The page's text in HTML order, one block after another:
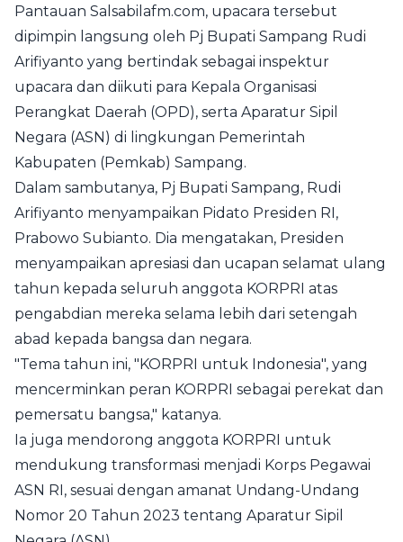
Pantauan Salsabilafm.com, upacara tersebut
dipimpin langsung oleh Pj Bupati Sampang Rudi
Arifiyanto yang bertindak sebagai inspektur
upacara dan diikuti para Kepala Organisasi
Perangkat Daerah (OPD), serta Aparatur Sipil
Negara (ASN) di lingkungan Pemerintah
Kabupaten (Pemkab) Sampang.
Dalam sambutanya, Pj Bupati Sampang, Rudi
Arifiyanto menyampaikan Pidato Presiden RI,
Prabowo Subianto. Dia mengatakan, Presiden
menyampaikan apresiasi dan ucapan selamat ulang
tahun kepada seluruh anggota KORPRI atas
pengabdian mereka selama lebih dari setengah
abad kepada bangsa dan negara.
"Tema tahun ini, "KORPRI untuk Indonesia", yang
mencerminkan peran KORPRI sebagai perekat dan
pemersatu bangsa," katanya.
Ia juga mendorong anggota KORPRI untuk
mendukung transformasi menjadi Korps Pegawai
ASN RI, sesuai dengan amanat Undang-Undang
Nomor 20 Tahun 2023 tentang Aparatur Sipil